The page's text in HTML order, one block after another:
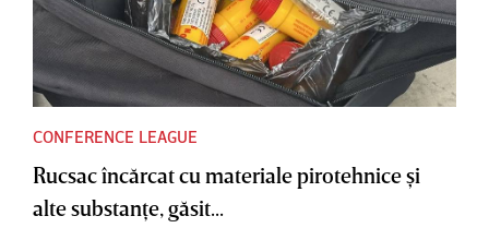
CONFERENCE LEAGUE
Rucsac încărcat cu materiale pirotehnice şi
alte substanţe, găsit...